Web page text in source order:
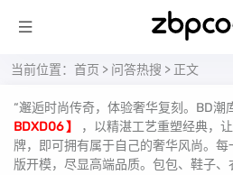
当前位置： 首页 > 问答热搜 > 正文
“邂逅时尚传奇，体验奢华复刻。BD潮
BDXD06 】
，以精湛工艺重塑经典，
牌，即可拥有属于自己的奢华风尚。每
版开模，尽显高端品质。包包、鞋子